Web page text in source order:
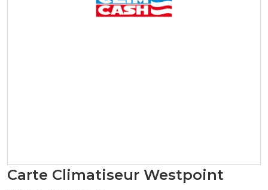
Carte Climatiseur Westpoint